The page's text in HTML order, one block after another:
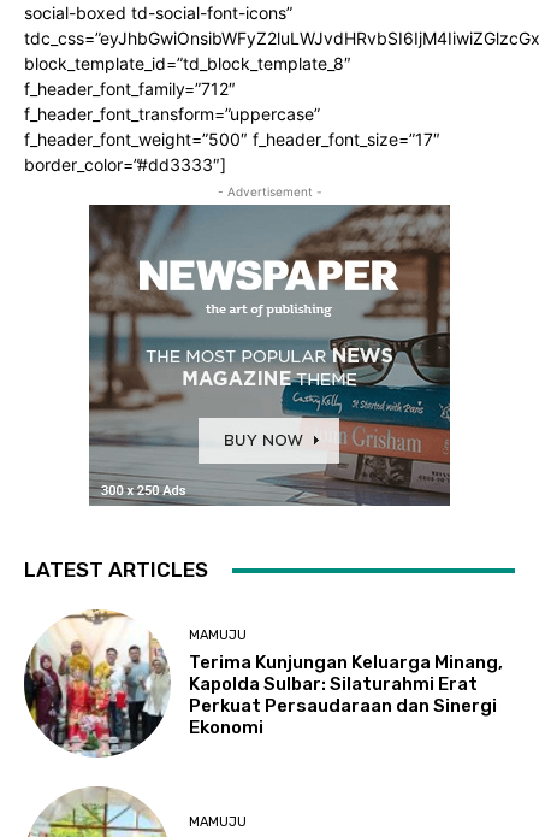
social-boxed td-social-font-icons”
block_template_id=”td_block_template_8″
f_header_font_family=”712″
f_header_font_transform=”uppercase”
f_header_font_weight=”500″ f_header_font_size=”17″
border_color=”#dd3333″]
- Advertisement -
LATEST ARTICLES
MAMUJU
Terima Kunjungan Keluarga Minang,
Kapolda Sulbar: Silaturahmi Erat
Perkuat Persaudaraan dan Sinergi
Ekonomi
MAMUJU